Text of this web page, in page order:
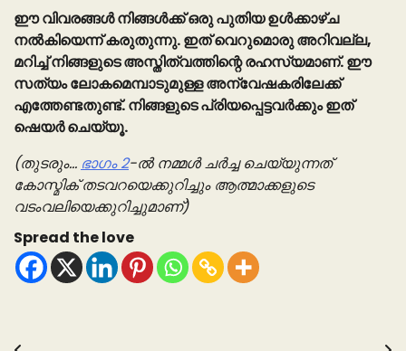
ഈ വിവരങ്ങൾ നിങ്ങൾക്ക് ഒരു പുതിയ ഉൾക്കാഴ്ച
നൽകിയെന്ന് കരുതുന്നു. ഇത് വെറുമൊരു അറിവല്ല,
മറിച്ച് നിങ്ങളുടെ അസ്തിത്വത്തിന്റെ രഹസ്യമാണ്. ഈ
സത്യം ലോകമെമ്പാടുമുള്ള അന്വേഷകരിലേക്ക്
എത്തേണ്ടതുണ്ട്. നിങ്ങളുടെ പ്രിയപ്പെട്ടവർക്കും ഇത്
ഷെയർ ചെയ്യൂ.
(തുടരും… ഭാഗം 2-ൽ നമ്മൾ ചർച്ച ചെയ്യുന്നത്
കോസ്മിക് തടവറയെക്കുറിച്ചും ആത്മാക്കളുടെ
വടംവലിയെക്കുറിച്ചുമാണ്)
Spread the love